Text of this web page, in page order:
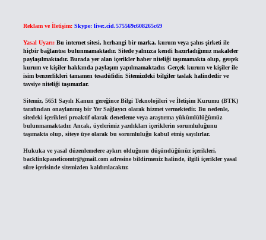
Reklam ve İletişim: Skype: live:.cid.575569c608265c69
Yasal Uyarı: Bu internet sitesi, herhangi bir marka, kurum veya şahıs şirketi ile
hiçbir bağlantısı bulunmamaktadır. Sitede yalnızca kendi hazırladığımız makaleler
paylaşılmaktadır. Burada yer alan içerikler haber niteliği taşımamakta olup, gerçek
kurum ve kişiler hakkında paylaşım yapılmamaktadır. Gerçek kurum ve kişiler ile
isim benzerlikleri tamamen tesadüfidir. Sitemizdeki bilgiler taslak halindedir ve
tavsiye niteliği taşımazlar.
Sitemiz, 5651 Sayılı Kanun gereğince Bilgi Teknolojileri ve İletişim Kurumu (BTK)
tarafından onaylanmış bir Yer Sağlayıcı olarak hizmet vermektedir. Bu nedenle,
sitedeki içerikleri proaktif olarak denetleme veya araştırma yükümlülüğümüz
bulunmamaktadır. Ancak, üyelerimiz yazdıkları içeriklerin sorumluluğunu
taşımakta olup, siteye üye olarak bu sorumluluğu kabul etmiş sayılırlar.
Hukuka ve yasal düzenlemelere aykırı olduğunu düşündüğünüz içerikleri,
backlinkpanelicomtr@gmail.comadresine bildirmeniz halinde, ilgili içerikler yasal
süre içerisinde sitemizden kaldırılacaktır.